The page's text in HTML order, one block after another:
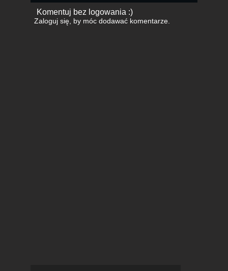
Komentuj bez logowania :)
Zaloguj się, by móc dodawać komentarze.